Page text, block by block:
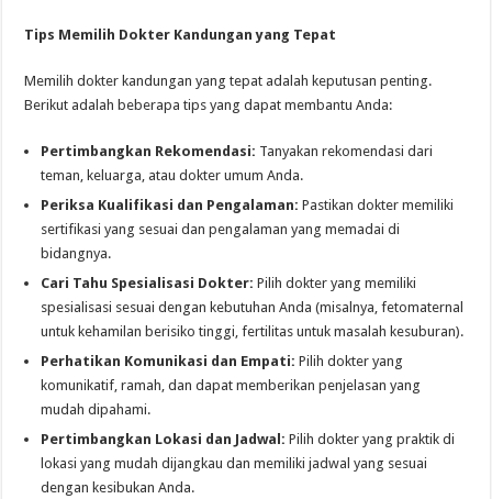
Tips Memilih Dokter Kandungan yang Tepat
Memilih dokter kandungan yang tepat adalah keputusan penting.
Berikut adalah beberapa tips yang dapat membantu Anda:
Pertimbangkan Rekomendasi: Tanyakan rekomendasi dari
teman, keluarga, atau dokter umum Anda.
Periksa Kualifikasi dan Pengalaman: Pastikan dokter memiliki
sertifikasi yang sesuai dan pengalaman yang memadai di
bidangnya.
Cari Tahu Spesialisasi Dokter: Pilih dokter yang memiliki
spesialisasi sesuai dengan kebutuhan Anda (misalnya, fetomaternal
untuk kehamilan berisiko tinggi, fertilitas untuk masalah kesuburan).
Perhatikan Komunikasi dan Empati: Pilih dokter yang
komunikatif, ramah, dan dapat memberikan penjelasan yang
mudah dipahami.
Pertimbangkan Lokasi dan Jadwal: Pilih dokter yang praktik di
lokasi yang mudah dijangkau dan memiliki jadwal yang sesuai
dengan kesibukan Anda.